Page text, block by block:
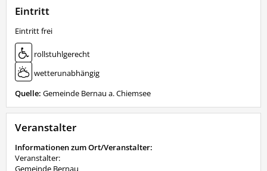
Eintritt
Eintritt frei
rollstuhlgerecht
wetterunabhängig
Quelle: Gemeinde Bernau a. Chiemsee
Veranstalter
Informationen zum Ort/Veranstalter:
Veranstalter:
Gemeinde Bernau